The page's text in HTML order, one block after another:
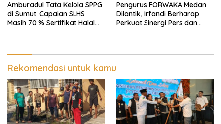
Amburadul Tata Kelola SPPG
di Sumut, Capaian SLHS
Masih 70 % Sertifikat Halal
Pemantau dan Pengawas
MBG
Pengurus FORWAKA Medan
Dilantik, Irfandi Berharap
Perkuat Sinergi Pers dan
Rekomendasi untuk kamu